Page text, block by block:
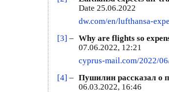
Date 25.06.2022
dw.com/en/lufthansa-
[3] – Why are flights so
07.06.2022, 12:21
cyprus-mail.com/2022/
[4] – Пушилин рассказал о
06.03.2022, 16:46